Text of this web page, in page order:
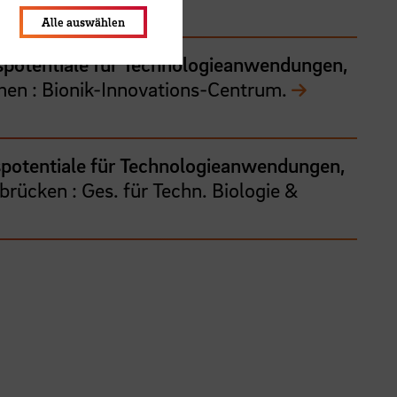
für Technologieanwendungen,
: Bionik-Innovations-Centrum.
für Technologieanwendungen,
: Ges. für Techn. Biologie &
Alle auswählen